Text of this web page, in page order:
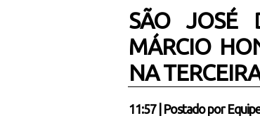
SÃO JOSÉ
MÁRCIO
NA
11:57| Postado por